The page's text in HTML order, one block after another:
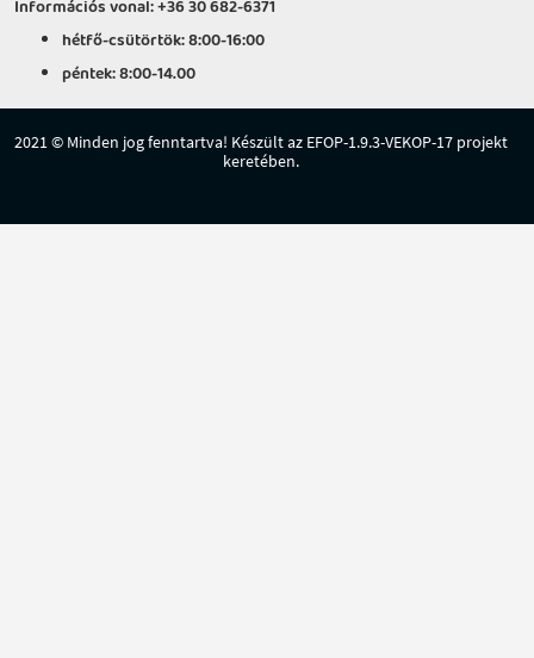
Információs vonal: +36 30 682-6371
hétfő-csütörtök: 8:00-16:00
péntek: 8:00-14.00
2021 © Minden jog fenntartva! Készült az EFOP-1.9.3-VEKOP-17 projekt
keretében.